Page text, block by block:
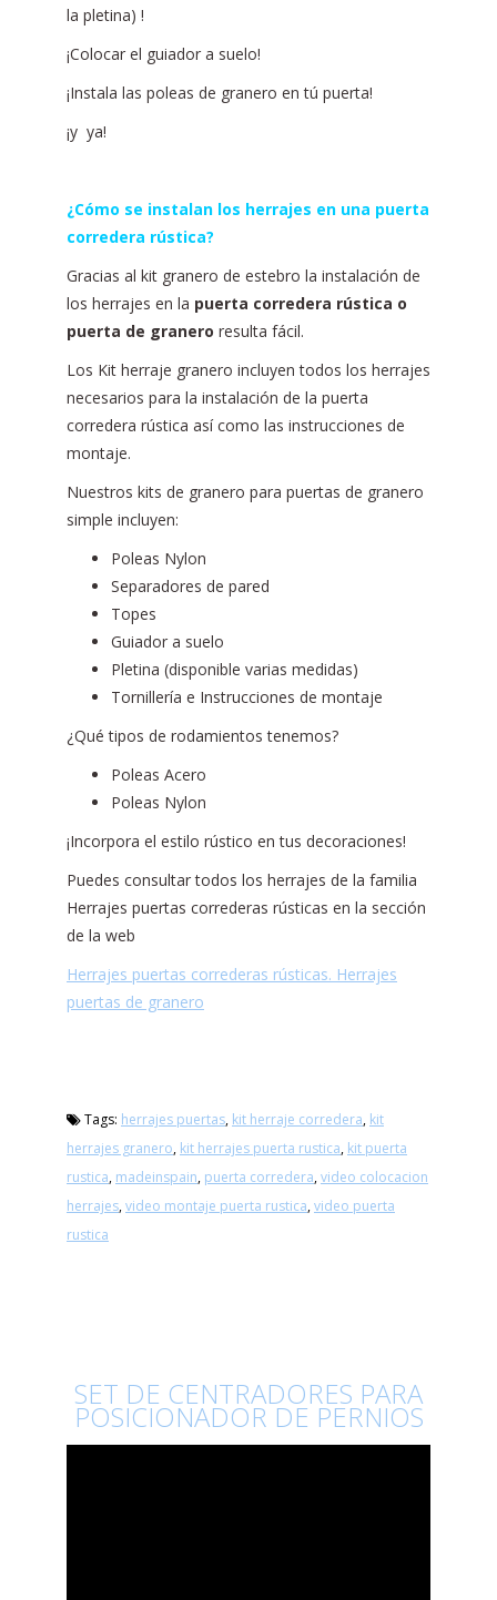
la pletina) !
¡Colocar el guiador a suelo!
¡Instala las poleas de granero en tú puerta!
¡y ya!
¿Cómo se instalan los herrajes en una puerta
corredera rústica?
Gracias al kit granero de estebro la instalación de
los herrajes en la puerta corredera rústica o
puerta de granero resulta fácil.
Los Kit herraje granero incluyen todos los herrajes
necesarios para la instalación de la puerta
corredera rústica así como las instrucciones de
montaje.
Nuestros kits de granero para puertas de granero
simple incluyen:
Poleas Nylon
Separadores de pared
Topes
Guiador a suelo
Pletina (disponible varias medidas)
Tornillería e Instrucciones de montaje
¿Qué tipos de rodamientos tenemos?
Poleas Acero
Poleas Nylon
¡Incorpora el estilo rústico en tus decoraciones!
Puedes consultar todos los herrajes de la familia
Herrajes puertas correderas rústicas en la sección
de la web
Herrajes puertas correderas rústicas. Herrajes
puertas de granero
Tags: herrajes puertas, kit herraje corredera, kit
herrajes granero, kit herrajes puerta rustica, kit puerta
rustica, madeinspain, puerta corredera,video colocacion
herrajes,video montaje puerta rustica,video puerta
rustica
SET DE CENTRADORES PARA
POSICIONADOR DE PERNIOS